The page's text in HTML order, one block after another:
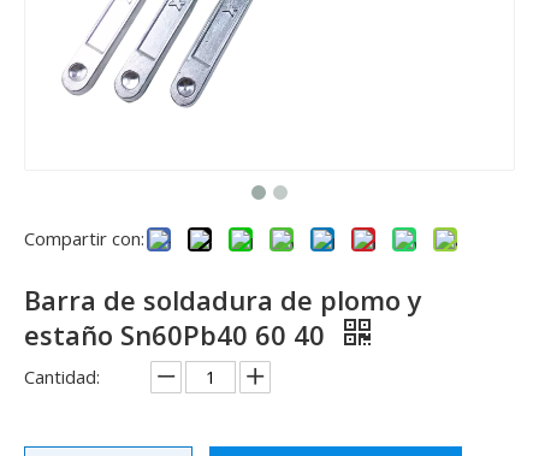
Compartir con:
Barra de soldadura de plomo y
estaño Sn60Pb40 60 40
Cantidad: